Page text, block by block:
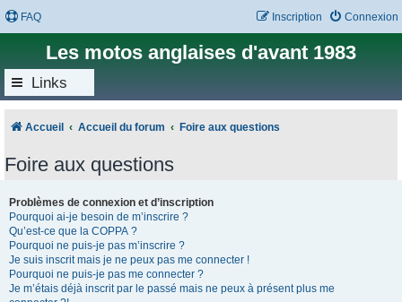
FAQ Connexion
Inscription
Les motos anglaises d'avant 1983
Links
Accueil Accueil du forum Foire aux questions
Foire aux questions
Problèmes de connexion et d’inscription
Pourquoi ai-je besoin de m’inscrire ?
Qu’est-ce que la COPPA ?
Pourquoi ne puis-je pas m’inscrire ?
Je suis inscrit mais je ne peux pas me connecter !
Pourquoi ne puis-je pas me connecter ?
Je m’étais déjà inscrit par le passé mais ne peux à présent plus me